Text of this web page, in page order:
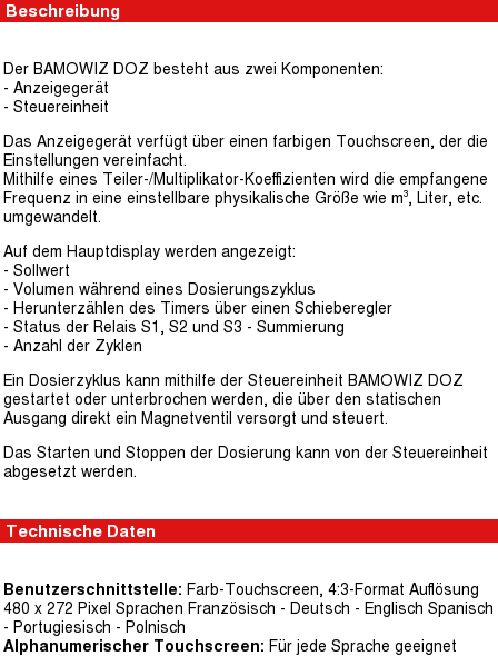
Beschreibung
Der BAMOWIZ DOZ besteht aus zwei Komponenten:
- Anzeigegerät
- Steuereinheit
Das Anzeigegerät verfügt über einen farbigen Touchscreen, der die
Einstellungen vereinfacht.
Mithilfe eines Teiler-/Multiplikator-Koeffizienten wird die empfangene
Frequenz in eine einstellbare physikalische Größe wie m³, Liter, etc.
umgewandelt.
Auf dem Hauptdisplay werden angezeigt:
- Sollwert
- Volumen während eines Dosierungszyklus
- Herunterzählen des Timers über einen Schieberegler
- Status der Relais S1, S2 und S3 - Summierung
- Anzahl der Zyklen
Ein Dosierzyklus kann mithilfe der Steuereinheit BAMOWIZ DOZ
gestartet oder unterbrochen werden, die über den statischen
Ausgang direkt ein Magnetventil versorgt und steuert.
Das Starten und Stoppen der Dosierung kann von der Steuereinheit
abgesetzt werden.
Technische Daten
Benutzerschnittstelle: Farb-Touchscreen, 4:3-Format Auflösung
480 x 272 Pixel Sprachen Französisch - Deutsch - Englisch Spanisch
- Portugiesisch - Polnisch
Alphanumerischer Touchscreen: Für jede Sprache geeignet